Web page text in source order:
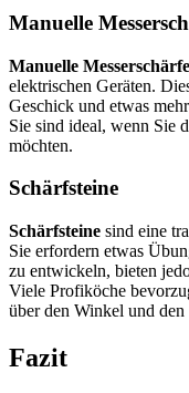
Manuelle
Manuelle
elektrischen Geräten.
Geschick und etwas
Sie sind ideal, wenn Sie
möchten.
Schärfsteine
Schärfsteine sind eine
Sie erfordern etwas
zu entwickeln, bieten
Viele Profiköche
über den Winkel und
Fazit